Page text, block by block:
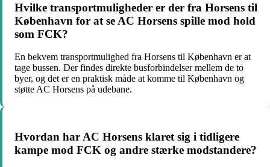
Hvilke transportmuligheder er der fra Horsens til
København for at se AC Horsens spille mod hold
som FCK?
En bekvem transportmulighed fra Horsens til København er at
tage bussen. Der findes direkte busforbindelser mellem de to
byer, og det er en praktisk måde at komme til København og
støtte AC Horsens på udebane.
Hvordan har AC Horsens klaret sig i tidligere
kampe mod FCK og andre stærke modstandere?